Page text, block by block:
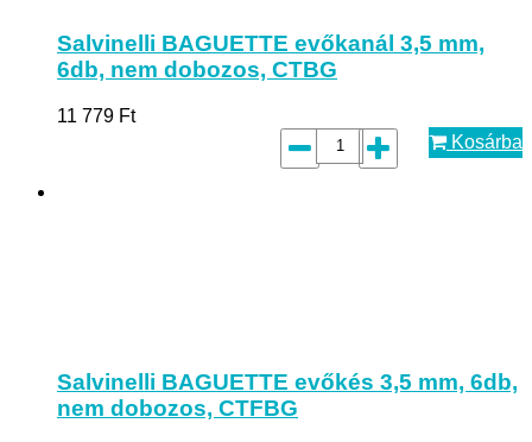
Salvinelli BAGUETTE evőkanál 3,5 mm,
6db, nem dobozos, CTBG
11 779 Ft
Kosárba
Salvinelli BAGUETTE evőkés 3,5 mm, 6db,
nem dobozos, CTFBG